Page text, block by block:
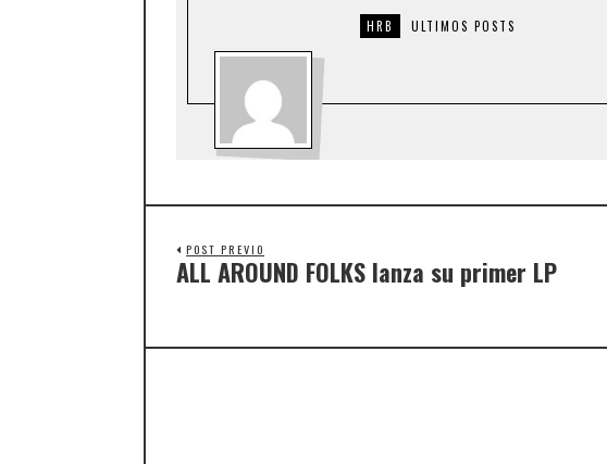
HRB ULTIMOS POSTS
POST PREVIO
ALL AROUND FOLKS lanza su primer LP